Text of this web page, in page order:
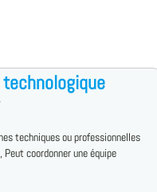
techniques ou professionnelles
coordonner une équipe